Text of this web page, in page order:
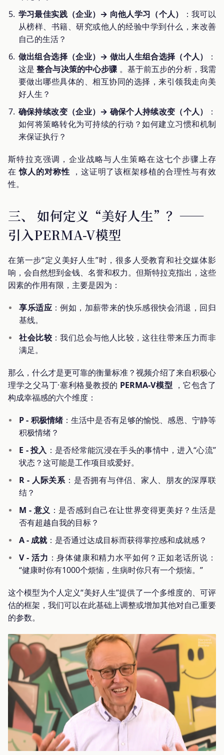
学习最佳实践（企业）→ 向他人学习（个人）
：我可以
从榜样、书籍、研究或他人的经验中学到什么，来改善
自己的生活？
做出组合选择（企业）→ 做出人生组合选择（个人）
：
这是整合与决策的中心步骤。基于前五步的分析，我需
要做出哪些具体的、相互协同的选择，来引领我走向美
好人生？
确保持续改变（企业）→ 确保个人持续改变（个人）
：
如何将策略转化为可持续的行动？如何建立习惯和机制
来保证执行？
斯特拉克强调，企业战略与人生策略在这七个步骤上存
在惊人的对称性 ，这证明了该框架移植的合理性与有效
性。
三、 如何定义“美好人生”？——
引入PERMA-V模型
在第一步“定义美好人生”时，很多人受教育和社交媒体影
响，会自然想到金钱、名誉和权力。但斯特拉克指出，这些
因素的作用有限，主要是因为：
享乐适应 ：例如，加薪带来的快乐感很快会消退，回归
基线。
社会比较 ：我们总会与他人比较，这往往带来压力而非
满足。
那么，什么才是更可靠的衡量标准？视频介绍了来自积极心
理学之父马丁·塞利格曼教授的 PERMA-V模型 ，它包含了
构成幸福感的六个维度：
P - 积极情绪 ：生活中是否有足够的愉悦、感恩、宁静等
积极情绪？
E - 投入 ：是否经常能沉浸在手头的事情中，进入“心流”
状态？这可能是工作项目或爱好。
R - 人际关系：是否拥有与伴侣、家人、朋友的深厚联
结？
M - 意义 ：是否感到自己在让世界变得更美好？生活是
否有超越自我的目标？
A - 成就：是否通过达成目标而获得掌控感和成就感？
V - 活力 ：身体健康和精力水平如何？正如老话所说：
“健康时你有1000个烦恼，生病时你只有一个烦恼。”
这个模型为个人定义“美好人生”提供了一个多维度的、可评
估的框架，我们可以在此基础上调整或增加其他对自己重要
的参数。